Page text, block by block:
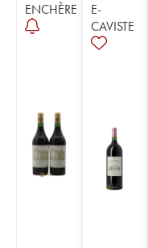
ENCHÈRE
E-
CAVISTE